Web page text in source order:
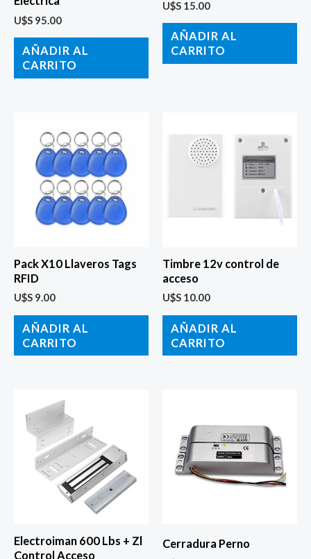
U$S 95.00
AÑADIR AL
CARRITO
U$S 15.00
AÑADIR AL
CARRITO
Pack X10 Llaveros Tags
RFID
U$S 9.00
AÑADIR AL
CARRITO
Timbre 12v control de
acceso
U$S 10.00
AÑADIR AL
CARRITO
Electroiman 600 Lbs + Zl
Control Acceso
Cerradura Perno